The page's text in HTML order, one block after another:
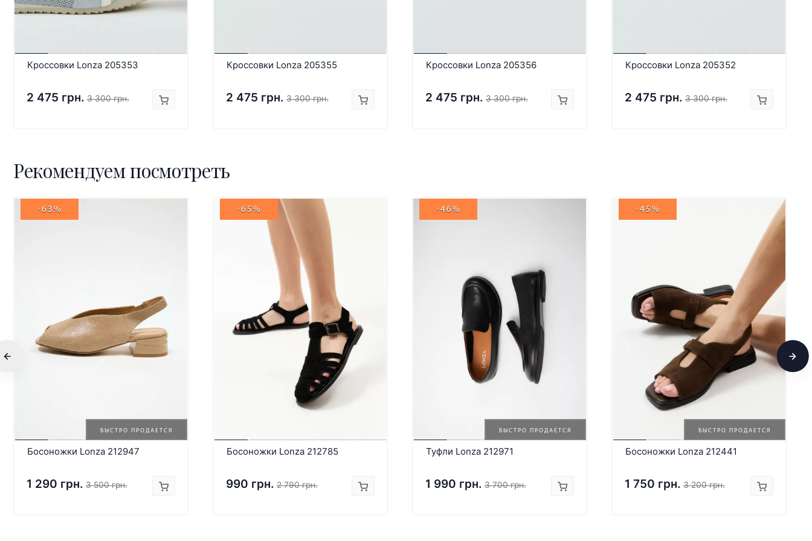
Кроссовки Lonza 205353
2 475 грн. 3 300 грн.
Кроссовки Lonza 205355
2 475 грн. 3 300 грн.
Кроссовки Lonza 205356
2 475 грн. 3 300 грн.
Кроссовки Lonza 205352
2 475 грн. 3 300 грн.
Рекомендуем посмотреть
БЫСТРО ПРОДАЕТСЯ
-63%
Босоножки Lonza 212947
1 290 грн. 3 500 грн.
-65%
Босоножки Lonza 212785
990 грн. 2 790 грн.
БЫСТРО ПРОДАЕТСЯ
-46%
Туфли Lonza 212971
1 990 грн. 3 700 грн.
БЫСТРО ПРОДАЕТСЯ
-45%
Босоножки Lonza 212441
1 750 грн. 3 200 грн.